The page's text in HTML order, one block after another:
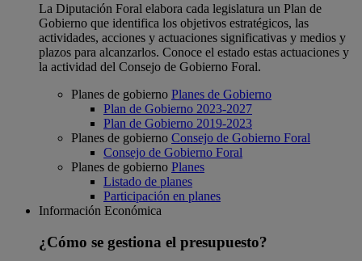
La Diputación Foral elabora cada legislatura un Plan de
Gobierno que identifica los objetivos estratégicos, las
actividades, acciones y actuaciones significativas y medios y
plazos para alcanzarlos. Conoce el estado estas actuaciones y
la actividad del Consejo de Gobierno Foral.
Planes de gobierno Planes de Gobierno
Plan de Gobierno 2023-2027
Plan de Gobierno 2019-2023
Planes de gobierno Consejo de Gobierno Foral
Consejo de Gobierno Foral
Planes de gobierno Planes
Listado de planes
Participación en planes
Información Económica
¿Cómo se gestiona el presupuesto?